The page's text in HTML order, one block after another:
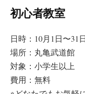
初心者教室
日時：10月1日〜31
場所：丸亀武道館
対象：小学生以上
費用：無料